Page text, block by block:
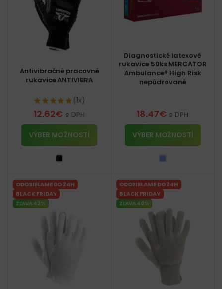
Antivibračné pracovné
rukavice ANTIVIBRA
(1x)
12.62€ s DPH
VÝBER MOŽNOSTÍ
Diagnostické latexové
rukavice 50ks MERCATOR
Ambulance® High Risk
nepúdrované
18.47€ s DPH
VÝBER MOŽNOSTÍ
ODOSIELAME DO 24H
BLACK FRIDAY
ZĽAVA 42%
ODOSIELAME DO 24H
BLACK FRIDAY
ZĽAVA 40%